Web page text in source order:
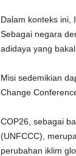
Dalam konteks ini,
Sebagai negara
adidaya yang
Misi sedemikian
Change
COP26, sebagai
(UNFCCC),
perubahan iklim